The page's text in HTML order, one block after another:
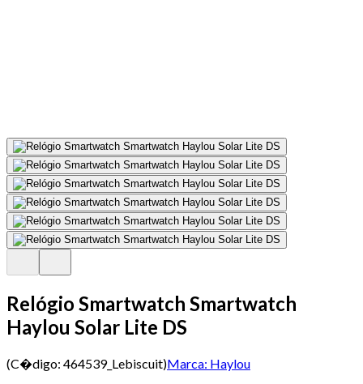
Relógio Smartwatch Smartwatch
Haylou Solar Lite DS
(C�digo: 464539_Lebiscuit)Marca: Haylou